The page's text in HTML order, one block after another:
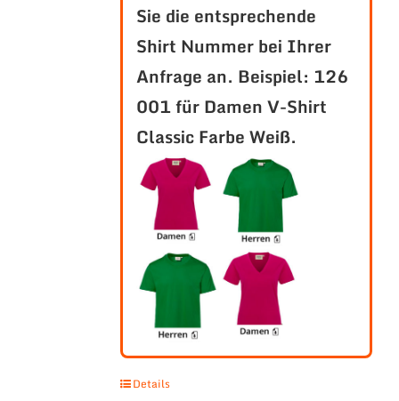
Sie die entsprechende
Shirt Nummer bei Ihrer
Anfrage an. Beispiel: 126
001 für Damen V-Shirt
Classic Farbe Weiß.
Details